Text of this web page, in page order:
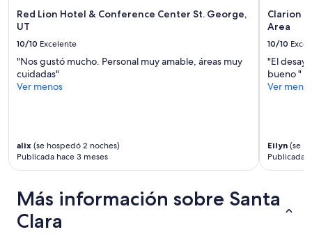
Red Lion Hotel & Conference Center St. George,
UT
10/10 Excelente
"Nos gustó mucho. Personal muy amable, áreas muy
cuidadas"
Ver menos
alix (se hospedó 2 noches)
Publicada hace 3 meses
Clarion
Area
10/10
"El
bueno "
Ver
Eilyn (se
Publicada
Más información sobre Santa
Clara